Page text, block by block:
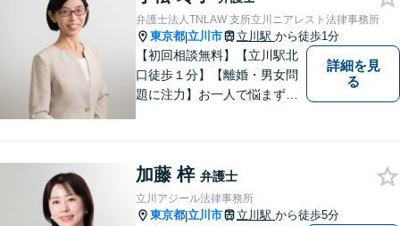
弁護士法人TNLAW 支所立川ニアレスト法律事務所
東京都|立川市 立川駅 から徒歩1分
【初回相談無料】【立川駅北
口徒歩１分】【離婚・男女問
題に注力】お一人で悩まず、
詳細を見
る
加藤 梓 弁護士
立川アジール法律事務所
東京都|立川市 立川駅 から徒歩5分